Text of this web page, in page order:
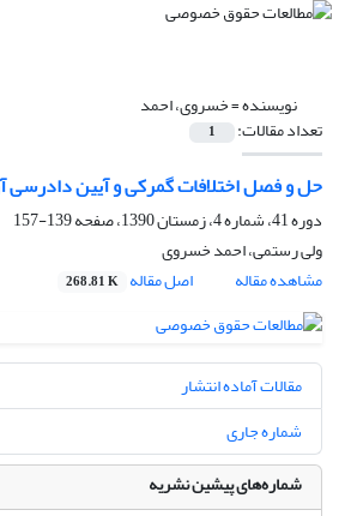
نویسنده =خسروی، احمد
تعداد مقالات: 1
حل و فصل اختلافات گمرکی و آیین دادرسی
دوره 41، شماره 4، زمستان 1390، صفحه
139-157
ولی رستمی، احمد خسروی
مشاهده مقاله
اصل مقاله 268.81 K
مقالات آماده انتشار
شماره جاری
شماره‌های پیشین نشریه